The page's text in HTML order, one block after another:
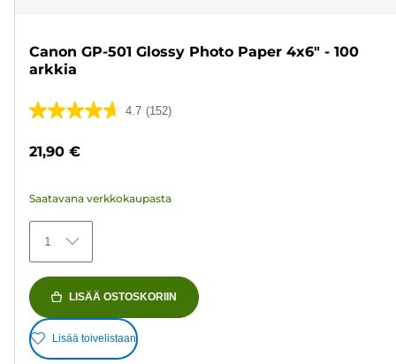
Canon GP-501 Glossy Photo Paper 4x6" - 100
arkkia
4.7 (152)
4.7/5
152
21,90 €
Saatavana verkkokaupasta
1
LISÄÄ OSTOSKORIIN
Lisää toivelistaan